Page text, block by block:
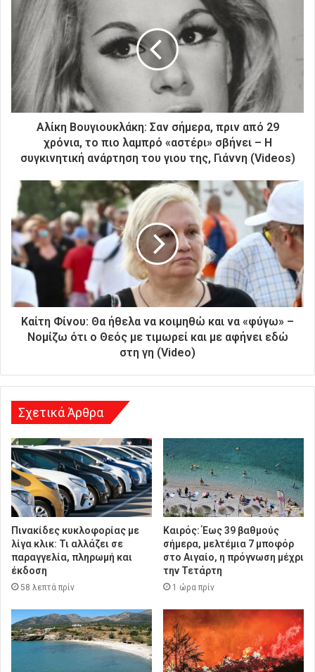
ε
κ
τ
α
ς
δ
ύ
η
Αλίκη Βουγιουκλάκη: Σαν σήμερα, πριν από 29
χρόνια, το πιο λαμπρό «αστέρι» σβήνει – Η
συγκινητική ανάρτηση του γιου της, Γιάννη (Videos)
Καίτη Φίνου: Θα ήθελα να κοιμηθώ και να «φύγω» –
Νομίζω ότι ο Θεός με τιμωρεί και με αφήνει εδώ
στη γη (Video)
Σχετικά Άρθρα
Πινακίδες κυκλοφορίας με
λίγα κλικ: Τι αλλάζει σε
παραγγελία, πληρωμή και
έκδοση
58 λεπτά πρίν
Καιρός: Έως 39 βαθμούς
σήμερα, μελτέμια 7 μποφόρ
στο Αιγαίο, η πρόγνωση μέχρι
την Τετάρτη
1 ώρα πρίν